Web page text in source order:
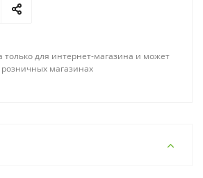
только для интернет-магазина и может
магазинах